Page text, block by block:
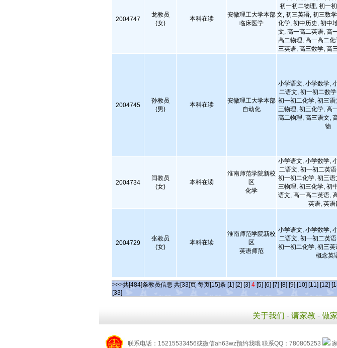
2004747
龙教员
(女)
本科在读
安徽理工大学本部
临床医学
初一初二物理, 初一
文, 初三英语, 初三数
化学, 初中历史, 初中
文, 高一高二英语, 高
高二物理, 高一高二
三英语, 高三数学, 高
2004745
孙教员
(男)
本科在读
安徽理工大学本部
自动化
小学语文, 小学数学,
二语文, 初一初二数
初一初二化学, 初三语
三物理, 初三化学, 高
高二物理, 高三语文,
物
2004734
闫教员
(女)
本科在读
淮南师范学院新校
区
化学
小学语文, 小学数学,
二语文, 初一初二英
初一初二化学, 初三语
三物理, 初三化学, 初
语文, 高一高二英语,
英语, 英语
2004729
张教员
(女)
本科在读
淮南师范学院新校
区
英语师范
小学语文, 小学数学,
二语文, 初一初二英
初一初二化学, 初三
概念英
>>>共[484]条教员信息 共[33]页 每页[15]条 [1] [2] [3] 4 [5] [6] [7] [8] [9] [10] [11] [12]
[33]
关于我们 - 请家教 - 做
联系电话：15215533456或微信ah63wz预约我哦 联系QQ：780805253